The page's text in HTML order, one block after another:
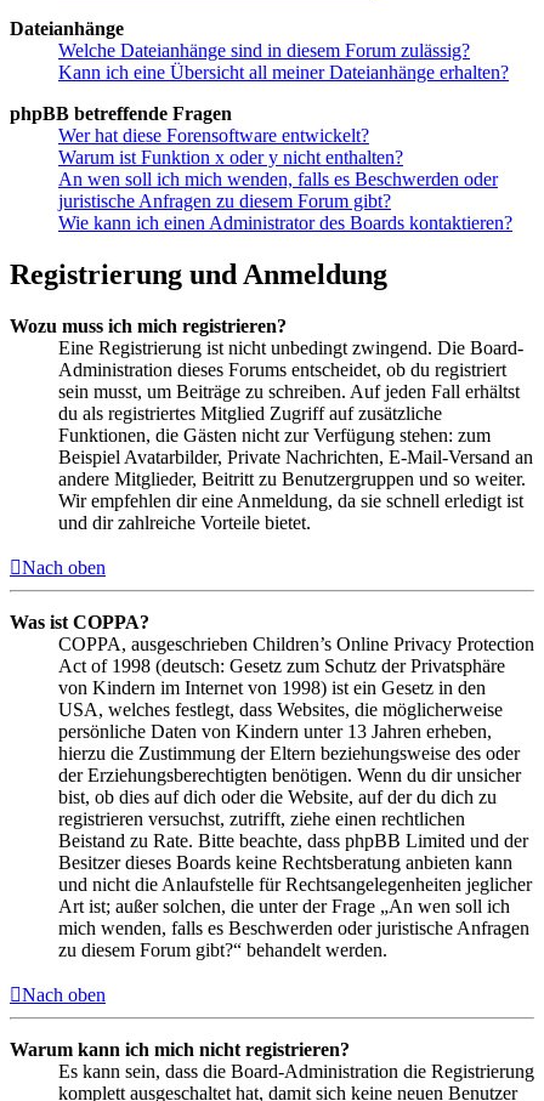
Dateianhänge
Welche Dateianhänge sind in diesem Forum zulässig?
Kann ich eine Übersicht all meiner Dateianhänge erhalten?
phpBB betreffende Fragen
Wer hat diese Forensoftware entwickelt?
Warum ist Funktion x oder y nicht enthalten?
An wen soll ich mich wenden, falls es Beschwerden oder
juristische Anfragen zu diesem Forum gibt?
Wie kann ich einen Administrator des Boards kontaktieren?
Registrierung und Anmeldung
Wozu muss ich mich registrieren?
Eine Registrierung ist nicht unbedingt zwingend. Die Board-
Administration dieses Forums entscheidet, ob du registriert
sein musst, um Beiträge zu schreiben. Auf jeden Fall erhältst
du als registriertes Mitglied Zugriff auf zusätzliche
Funktionen, die Gästen nicht zur Verfügung stehen: zum
Beispiel Avatarbilder, Private Nachrichten, E-Mail-Versand an
andere Mitglieder, Beitritt zu Benutzergruppen und so weiter.
Wir empfehlen dir eine Anmeldung, da sie schnell erledigt ist
und dir zahlreiche Vorteile bietet.
Nach oben
Was ist COPPA?
COPPA, ausgeschrieben Children’s Online Privacy Protection
Act of 1998 (deutsch: Gesetz zum Schutz der Privatsphäre
von Kindern im Internet von 1998) ist ein Gesetz in den
USA, welches festlegt, dass Websites, die möglicherweise
persönliche Daten von Kindern unter 13 Jahren erheben,
hierzu die Zustimmung der Eltern beziehungsweise des oder
der Erziehungsberechtigten benötigen. Wenn du dir unsicher
bist, ob dies auf dich oder die Website, auf der du dich zu
registrieren versuchst, zutrifft, ziehe einen rechtlichen
Beistand zu Rate. Bitte beachte, dass phpBB Limited und der
Besitzer dieses Boards keine Rechtsberatung anbieten kann
und nicht die Anlaufstelle für Rechtsangelegenheiten jeglicher
Art ist; außer solchen, die unter der Frage „An wen soll ich
mich wenden, falls es Beschwerden oder juristische Anfragen
zu diesem Forum gibt?“ behandelt werden.
Nach oben
Warum kann ich mich nicht registrieren?
Es kann sein, dass die Board-Administration die Registrierung
komplett ausgeschaltet hat, damit sich keine neuen Benutzer